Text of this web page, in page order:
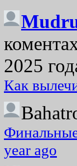
2025
Как
year ago